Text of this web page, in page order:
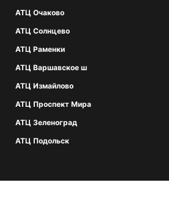
АТЦ Очаково
АТЦ Солнцево
АТЦ Раменки
АТЦ Варшавское ш
АТЦ Измайлово
АТЦ Проспект Мира
АТЦ Зеленоград
АТЦ Подольск